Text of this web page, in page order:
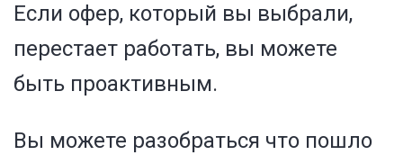
Если офер, который вы выбрали,
перестает работать, вы можете
быть проактивным.
Вы можете разобраться что пошло